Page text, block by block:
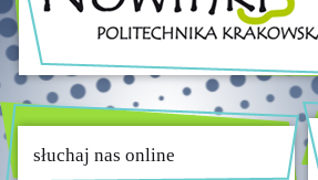
słuchaj nas online